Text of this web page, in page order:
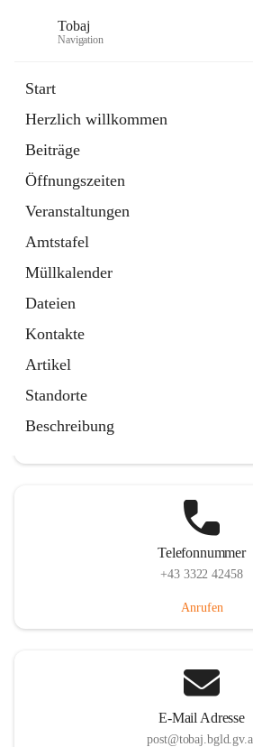
Tobaj
Navigation
Start
Herzlich willkommen
Beiträge
Öffnungszeiten
Veranstaltungen
Amtstafel
Müllkalender
Dateien
Kontakte
Artikel
Standorte
Beschreibung
Externe Webseite
in
Tab
Formulare
2 Schnellzugriffe
Telefonnummer
+43 3322 42458
Anrufen
E-Mail Adresse